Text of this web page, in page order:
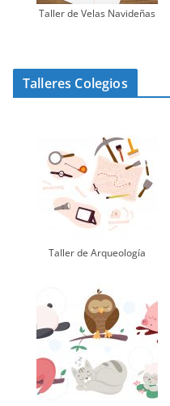
Taller de Velas Navideñas
Talleres Colegios
Taller de Arqueología